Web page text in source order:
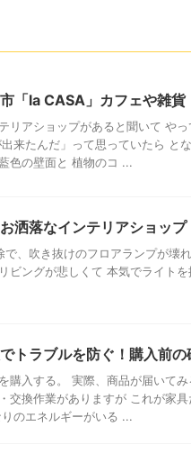
「la CASA」カフェや雑
リアショップがあると聞いて や
来たんだ」って思っていたら と
色の壁面と 植物のコ ...
洒落なインテリアショッ
で、吹き抜けのフロアランプが
ビングが悲しくて 本気でライト
トラブルを防ぐ！購入前の
購入する。 実際、商品が届いて
交換作業がありますが これが家
のエネルギーがいる ...